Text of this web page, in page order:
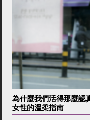
為什麼我們活得那麼認
女性的溫柔指南